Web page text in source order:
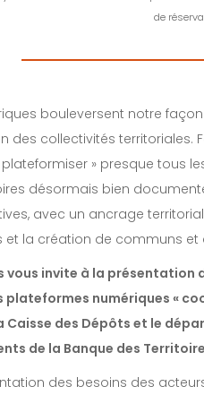
de
bouleversent notre
des collectivités territoriales.
» presque tous
désormais bien
avec un ancrage
la création de communs et
vous invite à la présentation
numériques «
Caisse des Dépôts et le
de la Banque des
des besoins des